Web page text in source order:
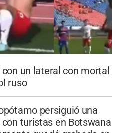
un lateral con mortal
ruso
persiguió una
turistas en Botswana